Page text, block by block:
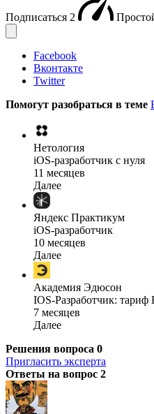
Подписаться 2
Facebook
Вконтакте
Twitter
Помогут разобраться в теме
Нетология
iOS-разработчик с нуля
11 месяцев
Далее
Яндекс Практикум
iOS-разработчик
10 месяцев
Далее
Академия Эдюсон
IOS-Разработчик: тариф
7 месяцев
Далее
Решения вопроса 0
Пригласить эксперта
Ответы на вопрос 2